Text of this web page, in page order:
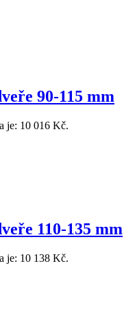
90-115 mm
je: 10 016 Kč.
110-135 mm
je: 10 138 Kč.